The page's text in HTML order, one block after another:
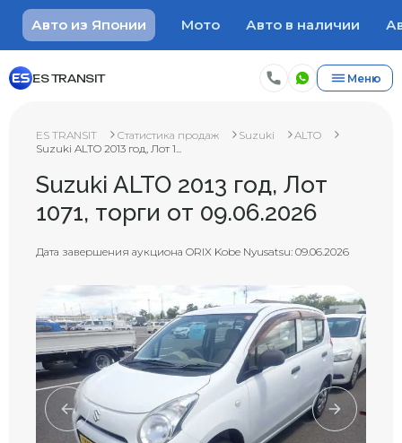
Авто из Японии Мото Авто в наличии
ES TRANSIT Меню
ES TRANSIT Статистика продаж Suzuki
ALTO
Suzuki ALTO 2013 год, Лот 1...
Suzuki ALTO 2013 год, Лот
1071, торги от 09.06.2026
Дата завершения аукциона ORIX Kobe Nyusatsu: 09.06.2026